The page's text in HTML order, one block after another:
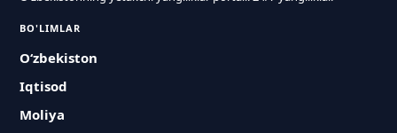
BO'LIMLAR
O‘zbekiston
Iqtisod
Moliya